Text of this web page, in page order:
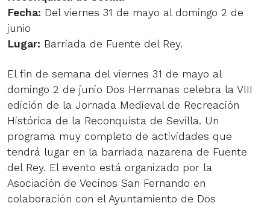
Fecha: Del viernes 31 de mayo al domingo 2 de
junio
Lugar: Barriada de Fuente del Rey.
El fin de semana del viernes 31 de mayo al
domingo 2 de junio Dos Hermanas celebra la VIII
edición de la Jornada Medieval de Recreación
Histórica de la Reconquista de Sevilla. Un
programa muy completo de actividades que
tendrá lugar en la barriada nazarena de Fuente
del Rey. El evento está organizado por la
Asociación de Vecinos San Fernando en
colaboración con el Ayuntamiento de Dos